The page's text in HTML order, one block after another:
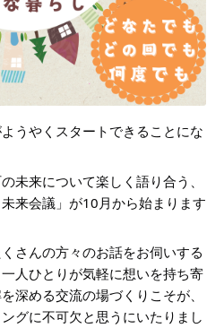
うやくスタートできることにな
未来について楽しく語り合う、
来会議」が10月から始まります
さんの方々のお話をお伺いする
人ひとりが気軽に想いを持ち寄
深める交流の場づくりこそが、
グに不可欠と思うにいたりまし